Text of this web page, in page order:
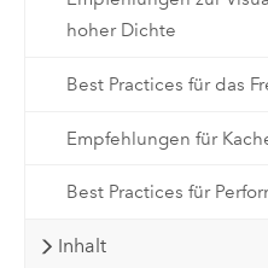
hoher Dichte
Best Practices für das
Empfehlungen für
Best Practices für
Inhalt